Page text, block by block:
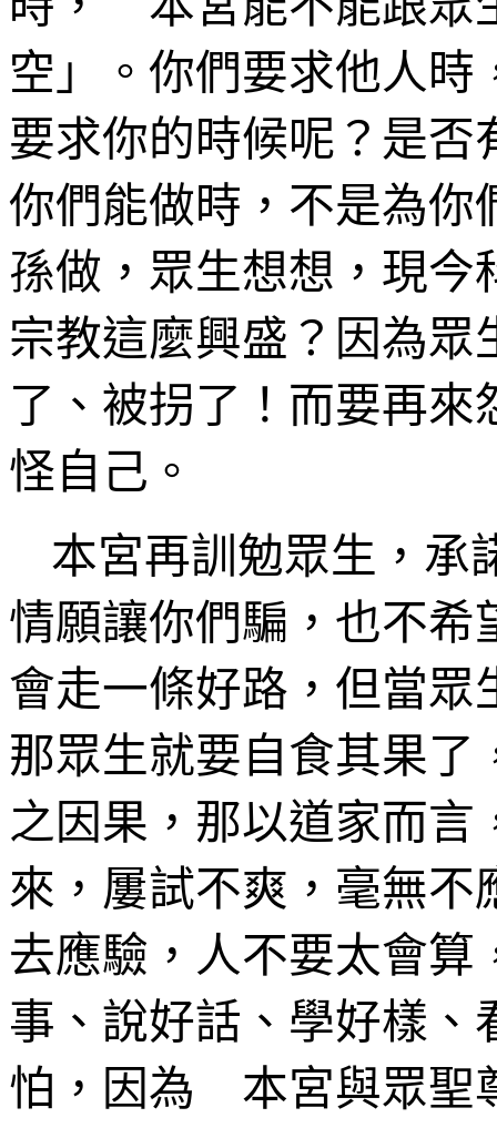
空」。你們要求他人
要求你的時候呢？是否
你們能做時，不是為你
孫做，眾生想想，現今
宗教這麼興盛？因為眾
了、被拐了！而要再
怪自己。
本宮再訓勉眾生，
情願讓你們騙，也不希
會走一條好路，但當眾
那眾生就要自食其果了
之因果，那以道家而
來，屢試不爽，毫無不
去應驗，人不要太會算
事、說好話、學好樣、
怕，因為 本宮與眾聖